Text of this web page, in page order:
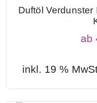
Duftöl
ab
inkl. 19 %